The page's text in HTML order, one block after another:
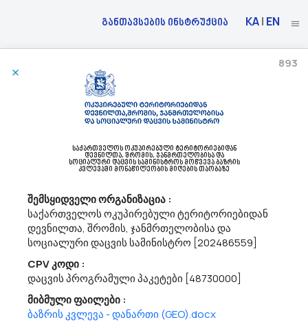
განთავსების ინსტრუქცია KA| EN
Საქართველოს Სახელმწიფო Უსაფრთხოების Სამსახური Აცხადებს Ბაზრის Კვლევას
44400000 - სხვადასხვა ქარხნული წარმოების მასალა და მათთან
დაკავშირებული საგნები.
13/03/2023
საქართველოს სახელმწიფო უსაფრთხოების სამსახური გეგმავს
თანდართული ტექნიკური მახასიათებლების შესაბამისად
წარმოადგინოთ შესყიდვის ობიექტის საერთო ღირებულება
(ერთეულისა და ჯამური ღირებულების მითით...
საქართველოს ოკუპირებული ტერიტორიებიდან
დევნილთა, შრომის, ჯანმრთელობისა და
სოციალური დაცვის სამინისტროს მოწვევა ბაზრის
კვლევაში მონაწილეობის მიღების თაობაზე
შემსყიდველი ორგანიზაცია :
საქართველოს ოკუპირებული ტერიტორიებიდან
დევნილთა, შრომის, ჯანმრთელობისა და
სოციალური დაცვის სამინისტრო [202486559]
CPV კოდი :
დაცვის პროგრამული პაკეტები [48730000]
მიბმული ფაილები :
ბაზრის კვლევა - დანართი (GEO).docx
893